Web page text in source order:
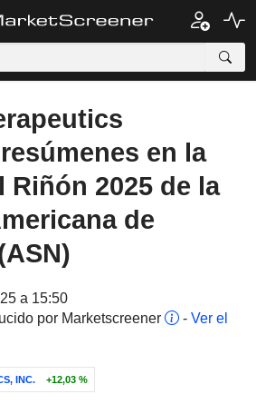
en la
Riñón 2025 de la
de
a 15:50
por Marketscreener
- Ver el
INC. +12,03 %